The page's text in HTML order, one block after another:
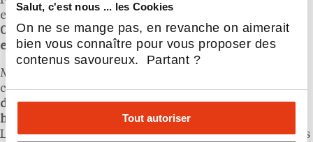
Salut, c'est nous ... les Cookies
On ne se mange pas, en revanche on aimerait
bien vous connaître pour vous proposer des
contenus savoureux. Partant ?
Tout autoriser
en 2025, pour une densité moyenne de
000 habitants. La France est ledeuxième marché
européendu self-stockage, derrière le Royaume-Uni.
Mais les régions où
clairement sous-équipées. LaNormandieet lesHauts-
de-Franceaffichent environ5 boxes pour 1 000
habitants
en Occitanie ou
Loire. C’est précisément là que le réseau concentre ses